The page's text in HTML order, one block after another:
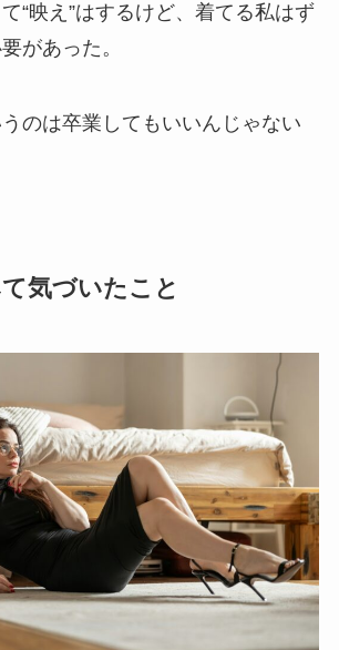
“映え”はするけど、着てる私はず
があった。
のは卒業してもいいんじゃない
気づいたこと